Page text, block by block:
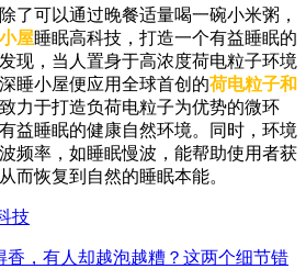
了可以通过晚餐适量喝一碗小米粥，
屋睡眠高科技，打造一个有益睡眠的
现，当人置身于高浓度荷电粒子环境
睡小屋便应用全球首创的荷电粒子和
致力于打造负荷电粒子为优势的微环
益睡眠的健康自然环境。同时，环境
频率，如睡眠慢波，能帮助使用者获
从而恢复到自然的睡眠本能。
技
香，有人却越泡越糟？这两个细节错